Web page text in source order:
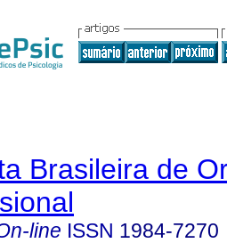
Brasileira de
line ISSN 1984-7270